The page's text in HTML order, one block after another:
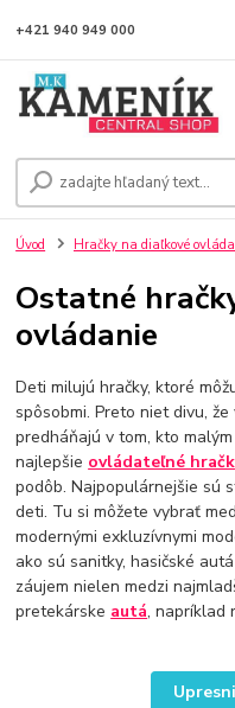
+421 940 949 000
Úvod Hračky na diaľkové
Ostatné
ovládanie
Deti milujú hračky, ktoré
spôsobmi. Preto niet divu,
predháňajú v tom, kto
najlepšie ovládateľné
podôb. Najpopulárnejšie sú
deti. Tu si môžete vybrať
modernými exkluzívnymi
ako sú sanitky, hasičské
záujem nielen medzi
pretekárske autá, napríklad